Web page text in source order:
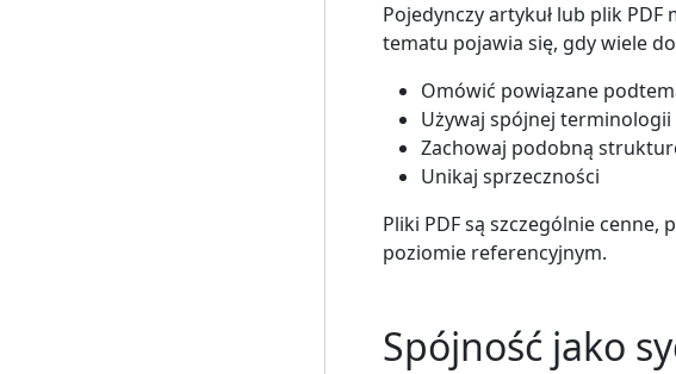
Pojedynczy artykuł lub plik
tematu pojawia się, gdy wiele
Omówić powiązane
Używaj spójnej terminologii
Zachowaj podobną
Unikaj sprzeczności
Pliki PDF są szczególnie
poziomie referencyjnym.
Spójność jako